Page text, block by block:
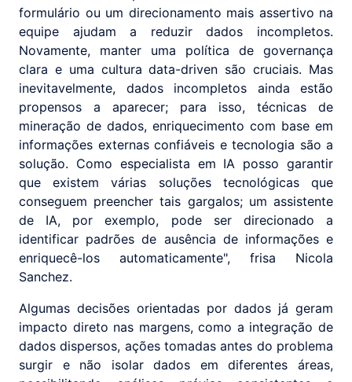
formulário ou um direcionamento mais assertivo na
equipe ajudam a reduzir dados incompletos.
Novamente, manter uma política de governança
clara e uma cultura data-driven são cruciais. Mas
inevitavelmente, dados incompletos ainda estão
propensos a aparecer; para isso, técnicas de
mineração de dados, enriquecimento com base em
informações externas confiáveis e tecnologia são a
solução. Como especialista em IA posso garantir
que existem várias soluções tecnológicas que
conseguem preencher tais gargalos; um assistente
de IA, por exemplo, pode ser direcionado a
identificar padrões de ausência de informações e
enriquecê-los automaticamente", frisa Nicola
Sanchez.
Algumas decisões orientadas por dados já geram
impacto direto nas margens, como a integração de
dados dispersos, ações tomadas antes do problema
surgir e não isolar dados em diferentes áreas,